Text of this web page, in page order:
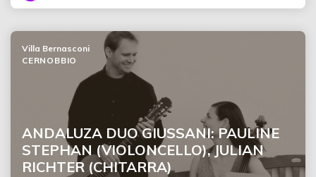
ANDALUZA DUO GIUSSANI: PAULINE
STEPHAN (VIOLONCELLO), JULIAN
RICHTER (CHITARRA)
Villa Bernasconi
CERNOBBIO